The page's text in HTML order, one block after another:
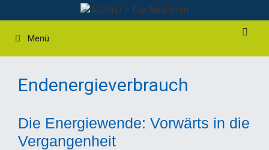
Inhalt
springenMenü
Endenergieverbrauch
Die Energiewende: Vorwärts in die
Vergangenheit